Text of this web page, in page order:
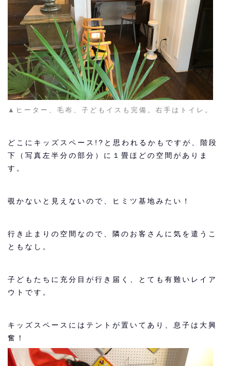
▲ヒーター、毛布、子どもイスも完備。右手はトイレ。
どこにキッズスペース!?と思われるかもですが、階段
下（写真左半分の部分）に１畳ほどの空間がありま
す。
覗かないと見えないので、ヒミツ基地みたい！
行き止まりの空間なので、隣のお客さんに気を遣うこ
ともなし。
子どもたちに充分目が行き届く、とても有難いレイア
ウトです。
キッズスペースにはテントが置いてあり、息子は大興
奮！